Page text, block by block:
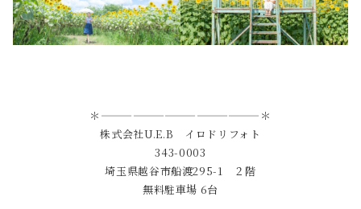
＊———————————————＊
株式会社U.E.B イロドリフォト
343-0003
埼玉県越谷市船渡295-1 ２階
無料駐車場 6台